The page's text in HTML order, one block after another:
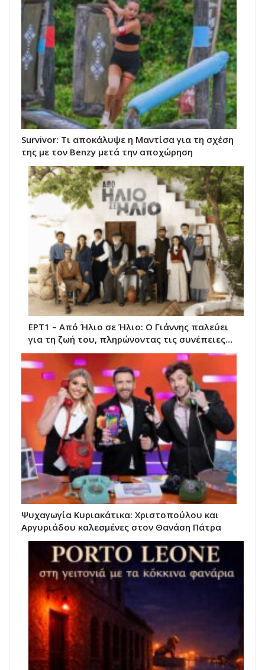
Survivor: Τι αποκάλυψε η Μαντίσα για τη σχέση
της με τον Benzy μετά την αποχώρηση
ΕΡΤ1 – Από Ήλιο σε Ήλιο: Ο Γιάννης παλεύει
για τη ζωή του, πληρώνοντας τις συνέπειες…
Ψυχαγωγία Κυριακάτικα: Χριστοπούλου και
Αργυριάδου καλεσμένες στον Θανάση Πάτρα